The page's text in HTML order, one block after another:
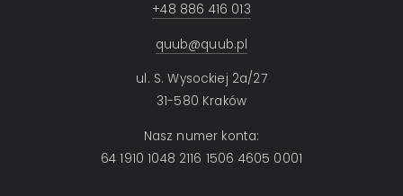
+48 886 416 013
quub@quub.pl
ul. S. Wysockiej 2a/27
31-580 Kraków
Nasz numer konta:
64 1910 1048 2116 1506 4605 0001